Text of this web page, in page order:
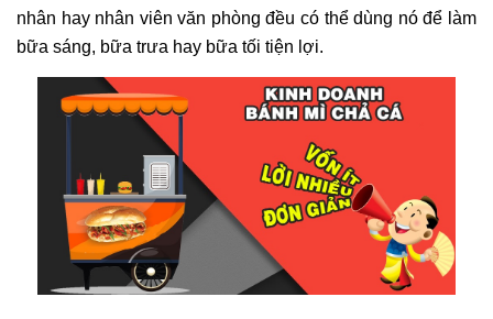
nhân hay nhân viên văn phòng đều có thể dùng nó để làm
bữa sáng, bữa trưa hay bữa tối tiện lợi.